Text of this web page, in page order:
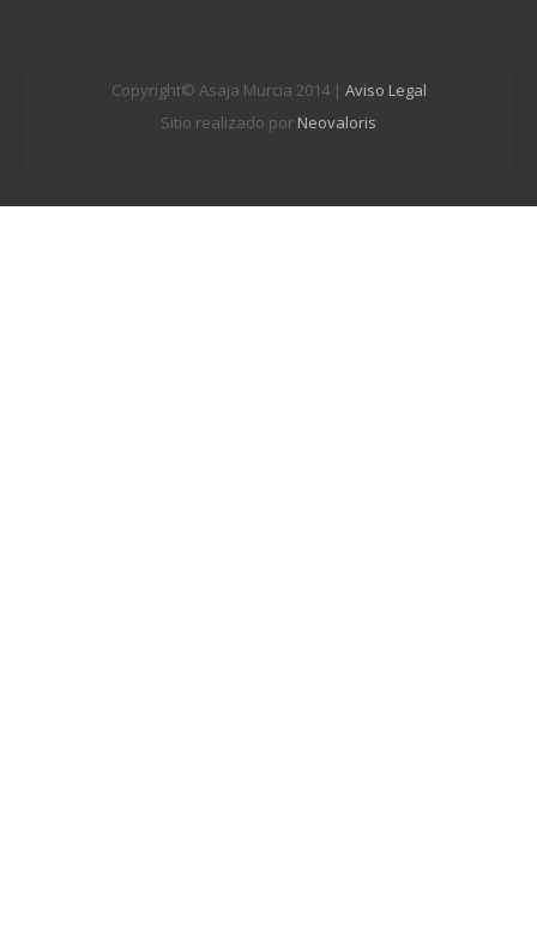
Copyright© Asaja Murcia 2014 | Aviso Legal
Sitio realizado por Neovaloris